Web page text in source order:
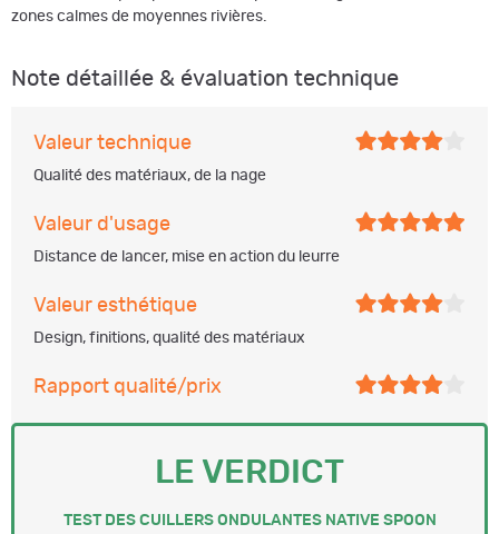
zones calmes de moyennes rivières.
Note détaillée & évaluation technique
Valeur technique
Qualité des matériaux, de la nage
Valeur d'usage
Distance de lancer, mise en action du leurre
Valeur esthétique
Design, finitions, qualité des matériaux
Rapport qualité/prix
LE VERDICT
TEST DES CUILLERS ONDULANTES NATIVE SPOON